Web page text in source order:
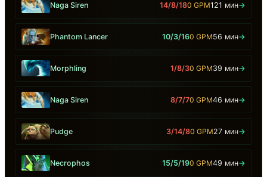
Naga Siren 14/8/180 GPM121 мин→
Phantom Lancer 10/3/160 GPM56 мин→
Morphling 1/8/30 GPM39 мин→
Naga Siren 8/7/70 GPM46 мин→
Pudge 3/14/80 GPM27 мин→
Necrophos 15/5/190 GPM49 мин→